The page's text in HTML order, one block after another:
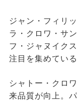
ジャン・フィリ
ラ・クロワ・サ
フ・ジャヌイク
注目を集めてい
シャトー・クロ
来品質が向上。